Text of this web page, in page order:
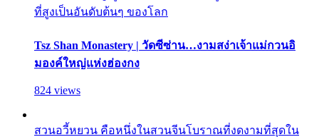
ที่สูงเป็นอันดับต้นๆ ของโลก
Tsz Shan Monastery | วัดซีซ่าน…งามสง่าเจ้าแม่กวนอิ
มองค์ใหญ่แห่งฮ่องกง
824 views
สวนอวี้หยวน คือหนึ่งในสวนจีนโบราณที่งดงามที่สุดใน